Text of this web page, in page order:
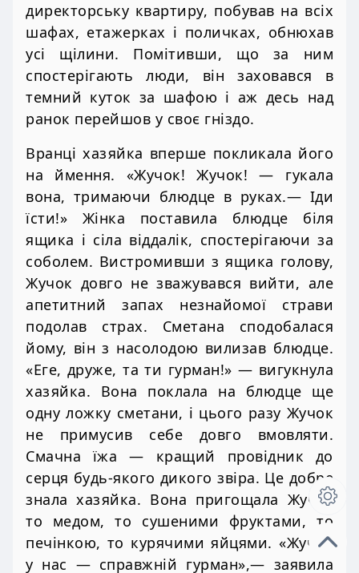
директорську квартиру, побував на всіх
шафах, етажерках і поличках, обнюхав
усі щілини. Помітивши, що за ним
спостерігають люди, він заховався в
темний куток за шафою і аж десь над
ранок перейшов у своє гніздо.
Вранці хазяйка вперше покликала його
на ймення. «Жучок! Жучок! — гукала
вона, тримаючи блюдце в руках.— Іди
їсти!» Жінка поставила блюдце біля
ящика і сіла віддалік, спостерігаючи за
соболем. Вистромивши з ящика голову,
Жучок довго не зважувався вийти, але
апетитний запах незнайомої страви
подолав страх. Сметана сподобалася
йому, він з насолодою вилизав блюдце.
«Еге, друже, та ти гурман!» — вигукнула
хазяйка. Вона поклала на блюдце ще
одну ложку сметани, і цього разу Жучок
не примусив себе довго вмовляти.
Смачна їжа — кращий провідник до
серця будь-якого дикого звіра. Це добре
знала хазяйка. Вона пригощала Жучка
то медом, то сушеними фруктами, то
печінкою, то курячими яйцями. «Жучок
у нас — справжній гурман»,— заявила